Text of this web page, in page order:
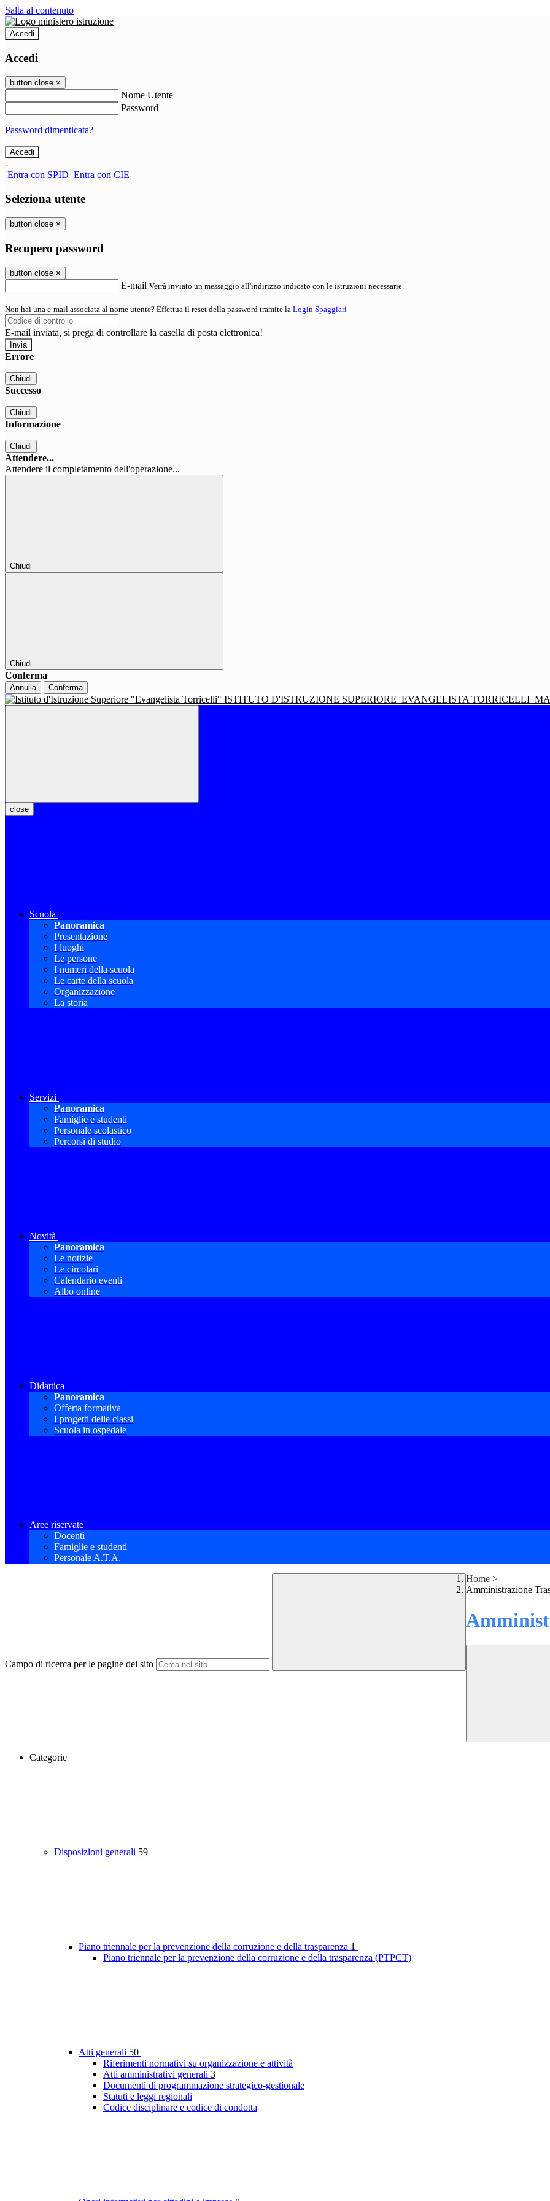
Salta al contenuto
Accedi
Accedi
button close ×
Nome Utente
Password
Password dimenticata?
-
Entra con SPID Entra con CIE
Seleziona utente
button close ×
Recupero password
button close ×
E-mail Verrà inviato un messaggio all'indirizzo indicato con le istruzioni necessarie.
Non hai una e-mail associata al nome utente? Effettua il reset della password tramite la Login Spaggiari
E-mail inviata, si prega di controllare la casella di posta elettronica!
Errore
Chiudi
Successo
Chiudi
Informazione
Chiudi
Attendere...
Attendere il completamento dell'operazione...
Chiudi
Chiudi
Conferma
Annulla Conferma
ISTITUTO D'ISTRUZIONE SUPERIORE EVANGELISTA TORRICELLI
close
Scuola
Panoramica
Presentazione
I luoghi
Le persone
I numeri della scuola
Le carte della scuola
Organizzazione
La storia
Servizi
Panoramica
Famiglie e studenti
Personale scolastico
Percorsi di studio
Novità
Panoramica
Le notizie
Le circolari
Calendario eventi
Albo online
Didattica
Panoramica
Offerta formativa
I progetti delle classi
Scuola in ospedale
Aree riservate
Docenti
Famiglie e studenti
Personale A.T.A.
Campo di ricerca per le pagine del sito
Home >
Amministrazione
Categorie
Disposizioni generali 59
Piano triennale per la prevenzione della corruzione e della trasparenza 1
Piano triennale per la prevenzione della corruzione e della trasparenza (PTPCT)
Atti generali 50
Riferimenti normativi su organizzazione e attività
Atti amministrativi generali 3
Documenti di programmazione strategico-gestionale
Statuti e leggi regionali
Codice disciplinare e codice di condotta